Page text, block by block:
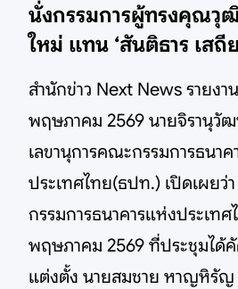
นั่งกรรมการผู้ทรงคุณวุ
ใหม่ แทน ‘สันติธาร เสถี
สำนักข่าว Next News รายงา
พฤษภาคม 2569 นายจิรานุ
เลขานุการคณะกรรมการธนาค
ประเทศไทย(ธปท.) เปิดเผยว่
กรรมการธนาคารแห่งประเท
พฤษภาคม 2569 ที่ประชุมได้
แต่งตั้ง นายสมชาย หาญหิรัญ